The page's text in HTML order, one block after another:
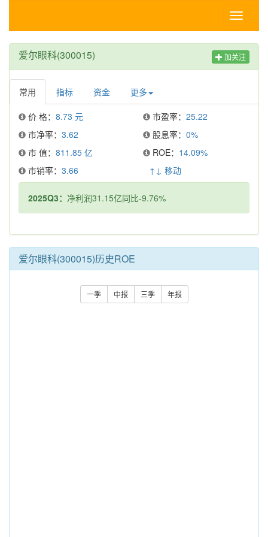
Toggle
爱尔眼科(300015) 加关注
常用 指标 资金 更多
价 格： 8.73 元 市盈率： 25.22
市净率： 3.62 股息率： 0%
市 值： 811.85 亿 ROE： 14.09%
市销率： 3.66 ↑↓ 移动
2025Q3： 净利润31.15亿同比-9.76%
爱尔眼科(300015)历史ROE
一季 中报 三季 年报